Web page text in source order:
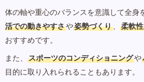
体の軸や重心のバランスを意識して全身
活での動きやすさや姿勢づくり 、 柔軟性
おすすめです。
また、
スポーツのコンディショニングや
目的に取り入れられることもあります。